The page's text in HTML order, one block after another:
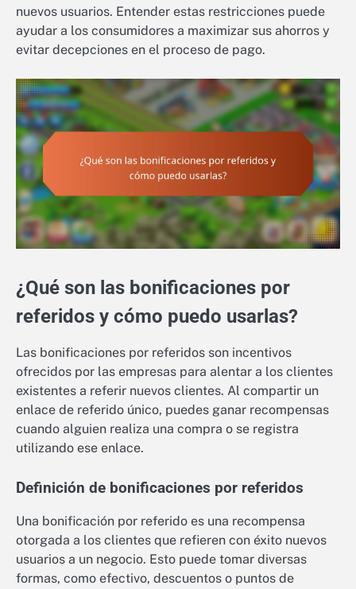
nuevos usuarios. Entender estas restricciones puede
ayudar a los consumidores a maximizar sus ahorros y
evitar decepciones en el proceso de pago.
¿Qué son las bonificaciones por
referidos y cómo puedo usarlas?
Las bonificaciones por referidos son incentivos
ofrecidos por las empresas para alentar a los clientes
existentes a referir nuevos clientes. Al compartir un
enlace de referido único, puedes ganar recompensas
cuando alguien realiza una compra o se registra
utilizando ese enlace.
Definición de bonificaciones por referidos
Una bonificación por referido es una recompensa
otorgada a los clientes que refieren con éxito nuevos
usuarios a un negocio. Esto puede tomar diversas
formas, como efectivo, descuentos o puntos de